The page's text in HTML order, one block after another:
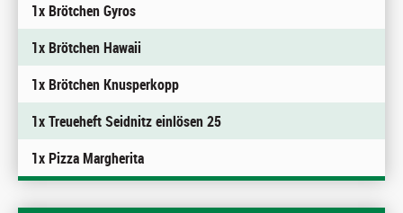
1x Brötchen Gyros
1x Brötchen Hawaii
1x Brötchen Knusperkopp
1x Treueheft Seidnitz einlösen 25
1x Pizza Margherita